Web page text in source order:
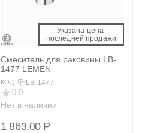
Указана цена
последней продажи
Смеситель для раковины LB-
1477 LEMEN
КОД: LB-1477
0.0
Нет в наличии
1 863.00 Р